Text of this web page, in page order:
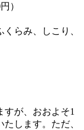
）
らみ、しこり、
すが、おおよそ1
します。ただ、